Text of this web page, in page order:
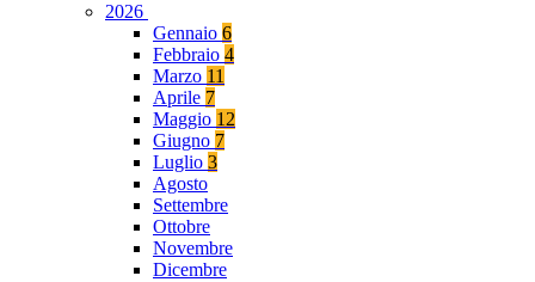
2026
Gennaio 6
Febbraio 4
Marzo 11
Aprile 7
Maggio 12
Giugno 7
Luglio 3
Agosto
Settembre
Ottobre
Novembre
Dicembre